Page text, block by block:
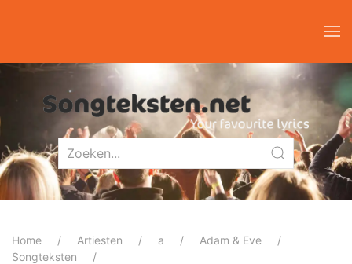
Home Artiesten a
Adam & Eve
Songteksten